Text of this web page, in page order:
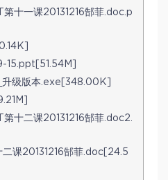
第十一课20131216郜菲.doc.p
15.ppt[51.54M]
升级版本.exe[348.00K]
十二课20131216郜菲.doc2.
二课20131216郜菲.doc[24.5